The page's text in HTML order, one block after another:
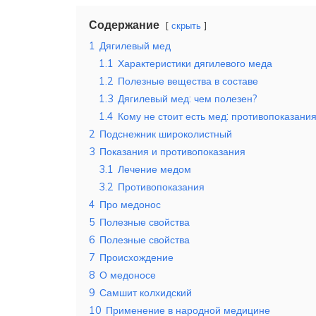
Содержание скрыть
1 Дягилевый мед
1.1 Характеристики дягилевого меда
1.2 Полезные вещества в составе
1.3 Дягилевый мед: чем полезен?
1.4 Кому не стоит есть мед: противопоказания
2 Подснежник широколистный
3 Показания и противопоказания
3.1 Лечение медом
3.2 Противопоказания
4 Про медонос
5 Полезные свойства
6 Полезные свойства
7 Происхождение
8 О медоносе
9 Самшит колхидский
10 Применение в народной медицине